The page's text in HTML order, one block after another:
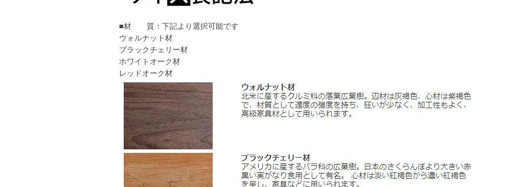
■材 質：下記より選択可能です
ウォルナット材
ブラックチェリー材
ホワイトオーク材
レッドオーク材